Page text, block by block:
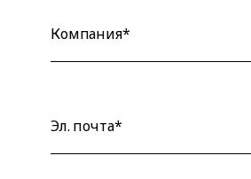
Компания*
Эл. почта*